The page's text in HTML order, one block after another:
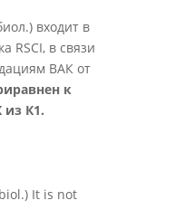
входит в
RSCI, в связи
ВАК от
к
К1.
It is not